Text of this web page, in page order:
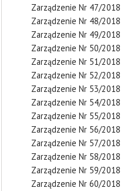
Zarządzenie Nr 47/2018
Zarządzenie Nr 48/2018
Zarządzenie Nr 49/2018
Zarządzenie Nr 50/2018
Zarządzenie Nr 51/2018
Zarządzenie Nr 52/2018
Zarządzenie Nr 53/2018
Zarządzenie Nr 54/2018
Zarządzenie Nr 55/2018
Zarządzenie Nr 56/2018
Zarządzenie Nr 57/2018
Zarządzenie Nr 58/2018
Zarządzenie Nr 59/2018
Zarządzenie Nr 60/2018